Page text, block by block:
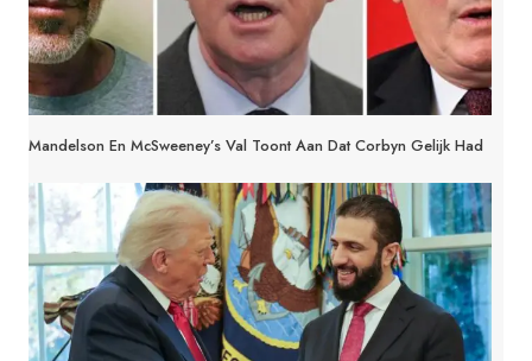
Mandelson En McSweeney’s Val Toont Aan Dat Corbyn Gelijk Had